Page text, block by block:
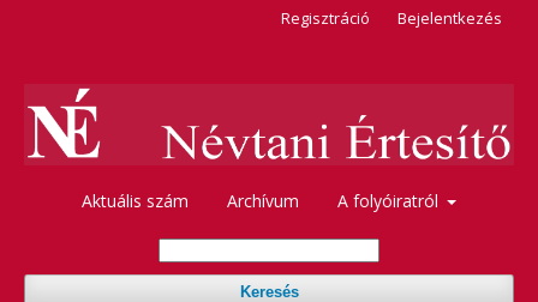
Aktuális szám Archívum A folyóiratról
Keresés
Regisztráció Bejelentkezés